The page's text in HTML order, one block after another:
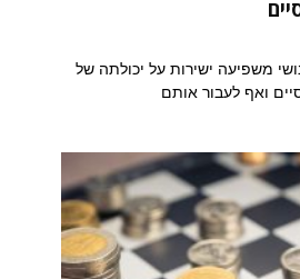
משפיעה ישירות על יכולתה של
ואף לעבור אותם